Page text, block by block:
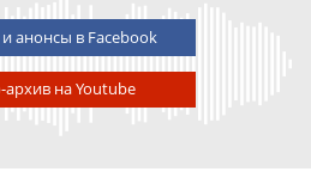
анонсы в Facebook
архив на Youtube